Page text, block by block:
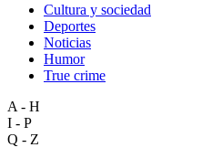
Cultura y sociedad
Deportes
Noticias
Humor
True crime
A - H
I - P
Q - Z